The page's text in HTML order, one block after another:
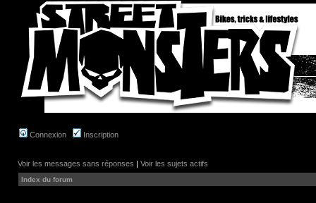
Connexion Inscription
Voir les messages sans réponses | Voir les sujets actifs
Index du forum